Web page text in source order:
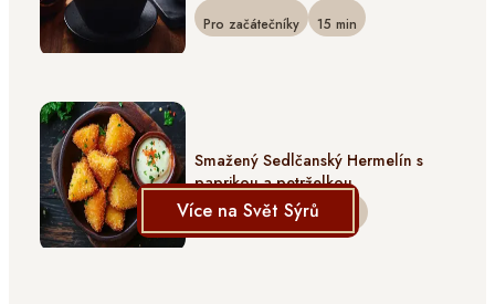
Pro začátečníky 15 min
Smažený Sedlčanský Hermelín s
paprikou a petrželkou
Pro začátečníky 30
Více na Svět Sýrů